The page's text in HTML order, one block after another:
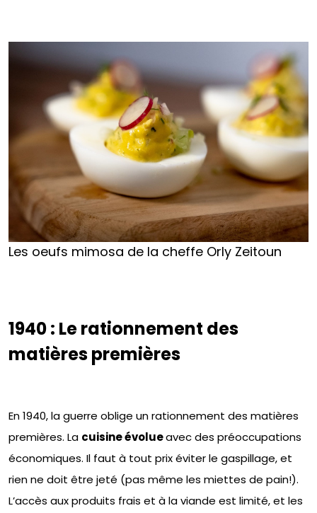
Les oeufs mimosa de la cheffe Orly Zeitoun
1940 : Le rationnement des
matières premières
En 1940, la guerre oblige un rationnement des matières
premières. La cuisine évolueavec des préoccupations
économiques. Il faut à tout prix éviter le gaspillage, et
rien ne doit être jeté (pas même les miettes de pain!).
L’accès aux produits frais et à la viande est limité, et les